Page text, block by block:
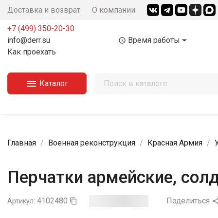
Доставка и возврат О компании
+7 (499) 350-20-30
info@derr.su
Как проехать
access_time Время работы
 Каталог
Главная Военная реконструкция Красная Армия
Перчатки армейские,
Артикул: 4102480  Поделиться